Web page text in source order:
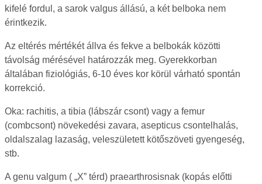
kifelé fordul, a sarok valgus állású, a két belboka nem
érintkezik.
Az eltérés mértékét állva és fekve a belbokák közötti
távolság mérésével határozzák meg. Gyerekkorban
általában fiziológiás, 6-10 éves kor körül várható spontán
korrekció.
Oka: rachitis, a tibia (lábszár csont) vagy a femur
(combcsont) növekedési zavara, asepticus csontelhalás,
oldalszalag lazaság, veleszületett kötőszöveti gyengeség,
stb.
A genu valgum ( „X” térd) praearthrosisnak (kopás előtti